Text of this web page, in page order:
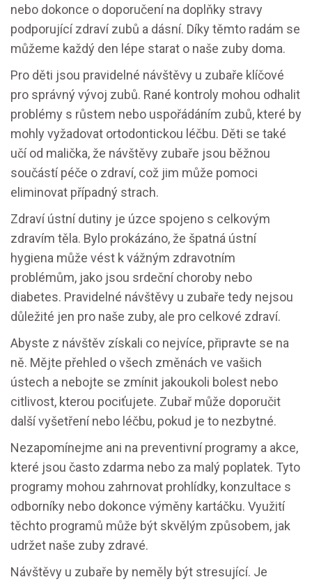
nebo dokonce o doporučení na doplňky stravy
podporující zdraví zubů a dásní. Díky těmto radám se
můžeme každý den lépe starat o naše zuby doma.
Pro děti jsou pravidelné návštěvy u zubaře klíčové
pro správný vývoj zubů. Rané kontroly mohou odhalit
problémy s růstem nebo uspořádáním zubů, které by
mohly vyžadovat ortodontickou léčbu. Děti se také
učí od malička, že návštěvy zubaře jsou běžnou
součástí péče o zdraví, což jim může pomoci
eliminovat případný strach.
Zdraví ústní dutiny je úzce spojeno s celkovým
zdravím těla. Bylo prokázáno, že špatná ústní
hygiena může vést k vážným zdravotním
problémům, jako jsou srdeční choroby nebo
diabetes. Pravidelné návštěvy u zubaře tedy nejsou
důležité jen pro naše zuby, ale pro celkové zdraví.
Abyste z návštěv získali co nejvíce, připravte se na
ně. Mějte přehled o všech změnách ve vašich
ústech a nebojte se zmínit jakoukoli bolest nebo
citlivost, kterou pociťujete. Zubař může doporučit
další vyšetření nebo léčbu, pokud je to nezbytné.
Nezapomínejme ani na preventivní programy a akce,
které jsou často zdarma nebo za malý poplatek. Tyto
programy mohou zahrnovat prohlídky, konzultace s
odborníky nebo dokonce výměny kartáčku. Využití
těchto programů může být skvělým způsobem, jak
udržet naše zuby zdravé.
Návštěvy u zubaře by neměly být stresující. Je